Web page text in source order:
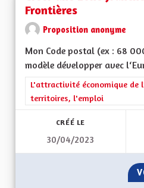
Frontières
Proposition anonyme
Mon Code postal (ex : 68
modèle développer avec
Filtrer les résultats de la
L'attractivité économique de
territoires, l'emploi
CRÉÉ LE
30/04/2023